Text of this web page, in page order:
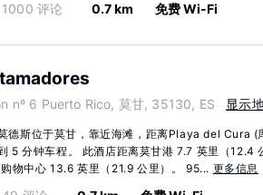
1000 评论 0.7 km 免费 Wi-Fi
nº 6 Puerto Rico, 莫甘, 35130, ES 显示
德斯位于莫甘，靠近海滩，距离Playa del Cura (
5 分钟车程。 此酒店距离莫甘港 7.7 英里（12.4
物中心 13.6 英里（21.9 公里）。 95... 更多信息